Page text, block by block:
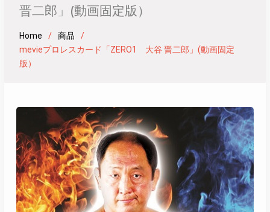
晋二郎」(動画固定版）
Home
商品
mevieプロレスカード「ZERO1 大谷 晋二郎」(動画固定
版）